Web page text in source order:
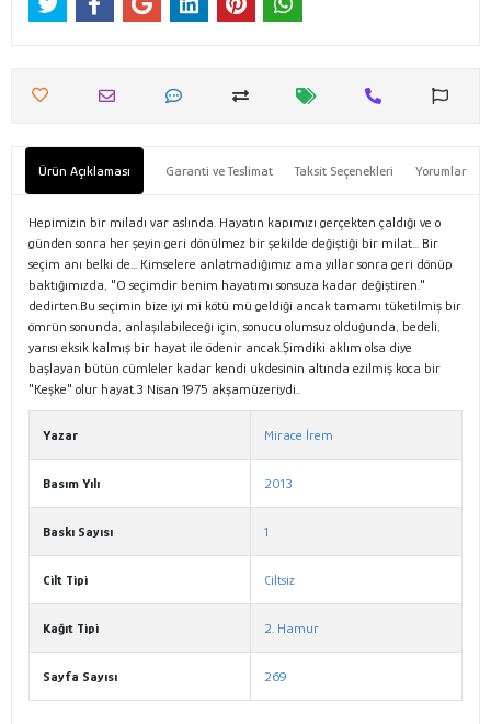
Ürün Açıklaması Garanti ve Teslimat Taksit Seçenekleri Yorumlar
Hepimizin bir miladı var aslında. Hayatın kapımızı gerçekten çaldığı ve o
günden sonra her şeyin geri dönülmez bir şekilde değiştiği bir milat... Bir
seçim anı belki de... Kimselere anlatmadığımız ama yıllar sonra geri dönüp
baktığımızda, "O seçimdir benim hayatımı sonsuza kadar değiştiren."
dedirten.Bu seçimin bize iyi mi kötü mü geldiği ancak tamamı tüketilmiş bir
ömrün sonunda, anlaşılabileceği için, sonucu olumsuz olduğunda, bedeli,
yarısı eksik kalmış bir hayat ile ödenir ancak.Şimdiki aklım olsa diye
başlayan bütün cümleler kadar kendi ukdesinin altında ezilmiş koca bir
"Keşke" olur hayat.3 Nisan 1975 akşamüzeriydi..
Yazar Mirace İrem
Basım Yılı 2013
Baskı Sayısı 1
Cilt Tipi Ciltsiz
Kağıt Tipi 2. Hamur
Sayfa Sayısı 269